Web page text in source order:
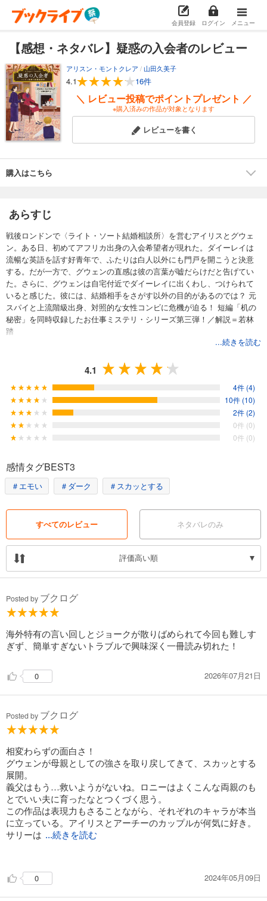
会員登録 ログイン メニュー
【感想・ネタバレ】疑惑の入会者のレビュー
アリスン・モントクレア /山田久美子
4.1 16件
＼ レビュー投稿でポイントプレゼント ／
※購入済みの作品が対象となります
レビューを書く
購入はこちら
あらすじ
戦後ロンドンで〈ライト・ソート結婚相談所〉を営むアイリスとグウェ
ン。ある日、初めてアフリカ出身の入会希望者が現れた。ダイーレイは
流暢な英語を話す好青年で、ふたりは白人以外にも門戸を開こうと決意
する。だが一方で、グウェンの直感は彼の言葉が嘘だらけだと告げてい
た。さらに、グウェンは自宅付近でダイーレイに出くわし、つけられて
いると感じた。彼には、結婚相手をさがす以外の目的があるのでは？ 元
スパイと上流階級出身、対照的な女性コンビに危機が迫る！ 短編「机の
秘密」を同時収録したお仕事ミステリ・シリーズ第三弾！／解説＝若林
踏
...続きを読む
4.1
4件 (4)
10件 (10)
2件 (2)
0件 (0)
0件 (0)
感情タグBEST3
＃エモい ＃ダーク ＃スカッとする
すべてのレビュー ネタバレのみ
評価高い順
Posted by ブクログ
海外特有の言い回しとジョークが散りばめられて今回も難しす
ぎず、簡単すぎないトラブルで興味深く一冊読み切れた！
0 2026年07月21日
Posted by ブクログ
相変わらずの面白さ！
グウェンが母親としての強さを取り戻してきて、スカッとする
展開。
義父はもう…救いようがないね。ロニーはよくこんな両親のも
とでいい夫に育ったなとつくづく思う。
この作品は表現力もさることながら、それぞれのキャラが本当
に立っている。アイリスとアーチーのカップルが何気に好き。
サリーは ...続きを読む
4作目も近日出版予定とのことで楽しみ。
0 2024年05月09日